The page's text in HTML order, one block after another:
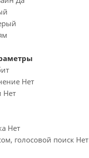
Нет
Нет
Нет
голосовой поиск Нет